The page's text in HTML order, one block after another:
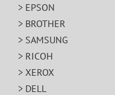
> EPSON
> BROTHER
> SAMSUNG
> RICOH
> XEROX
> DELL